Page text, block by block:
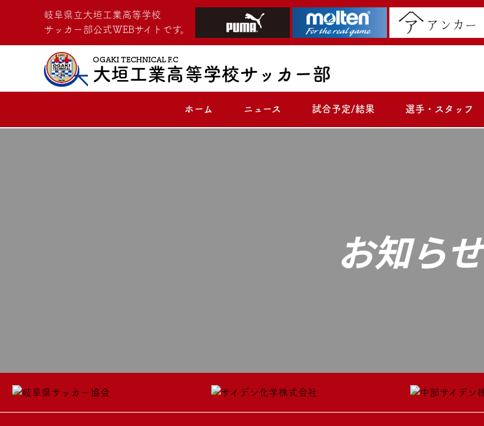
岐阜県立大垣工業高等学校
サッカー部公式WEBサイトです。
OGAKI TECHNICAL F.C
大垣工業高等学校サッカー部
ホーム ニュース 試合予定/結果 選手・スタッフ
お知らせ